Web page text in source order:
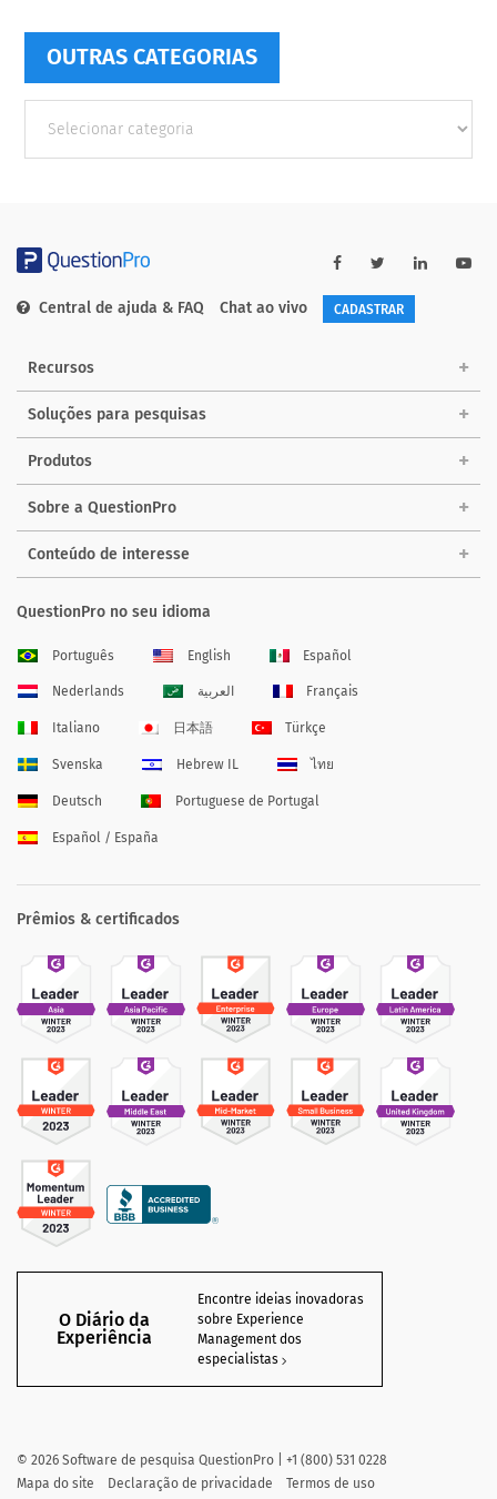
OUTRAS CATEGORIAS
Categorias
Central de ajuda & FAQ Chat ao vivo CADASTRAR
Recursos
Soluções para pesquisas
Produtos
Sobre a QuestionPro
Conteúdo de interesse
QuestionPro no seu idioma
Português English Español
Nederlands العربية Français
Italiano 日本語 Türkçe
Svenska Hebrew IL ไทย
Deutsch Portuguese de Portugal
Español / España
Prêmios & certificados
O Diário da
Experiência
Encontre ideias inovadoras
sobre Experience
Management dos
especialistas
© 2026 Software de pesquisa QuestionPro | +1 (800) 531 0228
Mapa do site
Declaração de privacidade Termos de uso